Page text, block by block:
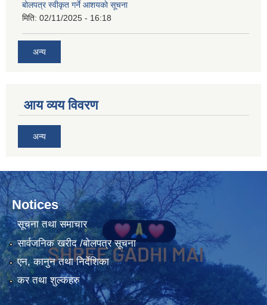
बोलपत्र स्वीकृत गर्ने आशयकाे सूचना
मिति: 02/11/2025 - 16:18
अन्य
आय व्यय विवरण
अन्य
Notices
सूचना तथा समाचार
सार्वजनिक खरीद /बोलपत्र सूचना
एन, कानुन तथा निर्देशिका
कर तथा शुल्कहरु